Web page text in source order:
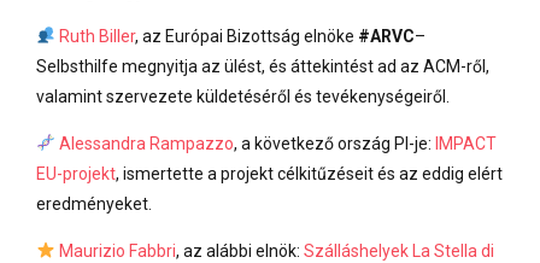
Ruth Biller, az Európai Bizottság elnöke #ARVC–
Selbsthilfe megnyitja az ülést, és áttekintést ad az ACM-ről,
valamint szervezete küldetéséről és tevékenységeiről.
Alessandra Rampazzo, a következő ország PI-je: IMPACT
EU-projekt, ismertette a projekt célkitűzéseit és az eddig elért
eredményeket.
Maurizio Fabbri, az alábbi elnök: Szálláshelyek La Stella di